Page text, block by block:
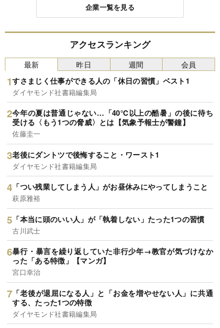
企業一覧を見る
アクセスランキング
最新
すさまじく仕事ができる人の「休日の習慣」ベスト1
ダイヤモンド社書籍編集局
今年の夏は普通じゃない…「40℃以上の酷暑」の後に待ち
受ける〈もう1つの脅威〉とは【気象予報士が警鐘】
佐藤圭一
老後にダントツで後悔すること・ワースト1
ダイヤモンド社書籍編集局
「つい残業してしまう人」がお昼休みにやってしまうこと
萩原雅裕
「本当に頭のいい人」が「執着しない」たった1つの習慣
古川武士
暴行・暴言を繰り返していた非行少年→教官が気づけなか
った「ある特徴」【マンガ】
宮口幸治
「老後が退屈になる人」と「お金を増やせない人」に共通
する、たった1つの特徴
ダイヤモンド社書籍編集局
昨日 週間 会員